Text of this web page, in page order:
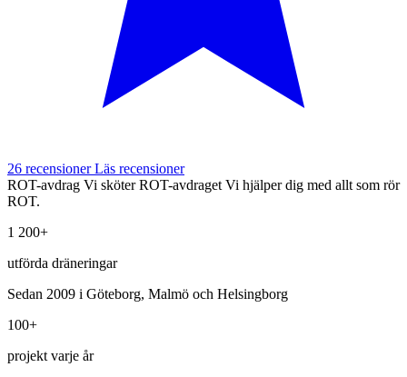
26 recensioner Läs recensioner
ROT-avdrag Vi sköter ROT-avdraget Vi hjälper dig med allt som rör
ROT.
1 200+
utförda dräneringar
Sedan 2009 i Göteborg, Malmö och Helsingborg
100+
projekt varje år